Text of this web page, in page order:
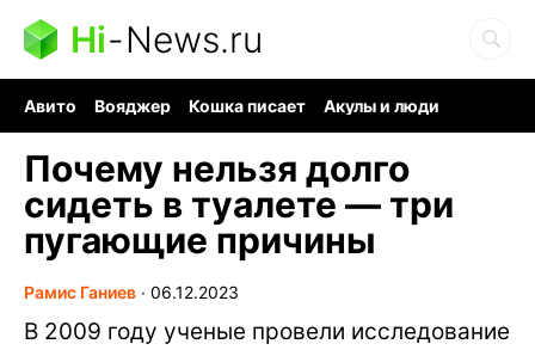
Hi-News.ru
Авито Вояджер Кошка писает
Акулы и люди
Почему нельзя долго
сидеть в туалете — три
пугающие причины
Рамис Ганиев ∙ 06.12.2023
В 2009 году ученые провели исследование